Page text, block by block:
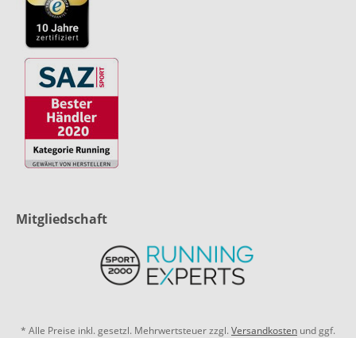
Mitgliedschaft
* Alle Preise inkl. gesetzl. Mehrwertsteuer zzgl. Versandkosten und ggf.